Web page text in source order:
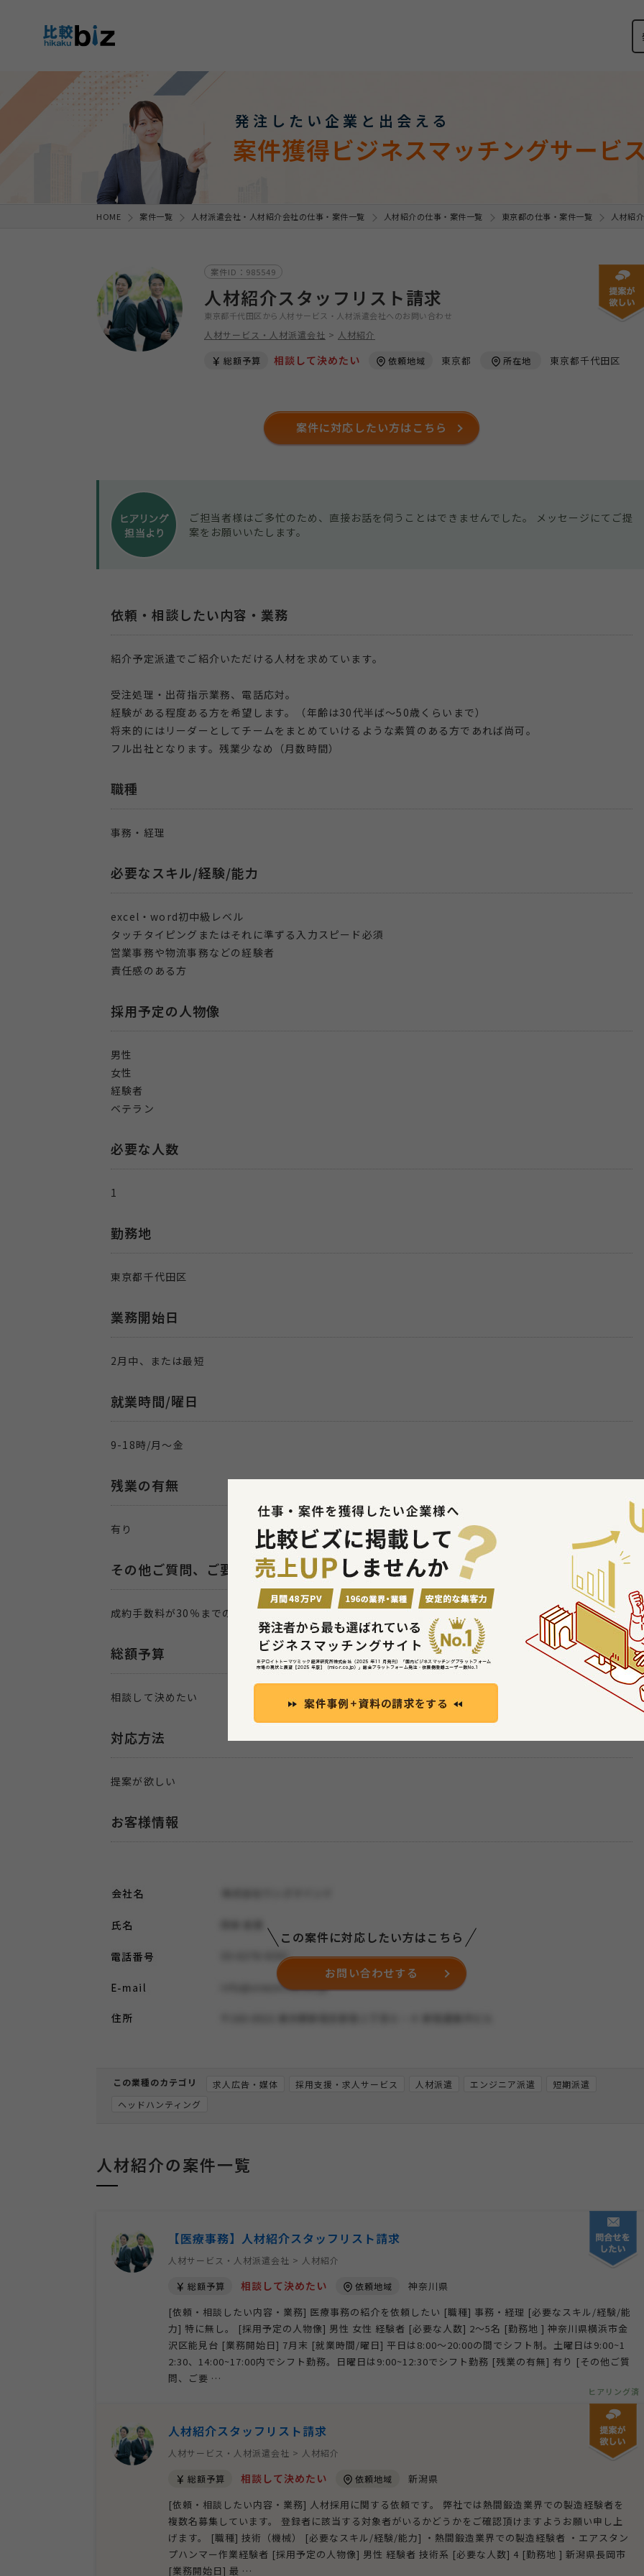
発注したい企業と出会える
案件獲得ビジネスマッチングサービ
HOME 案件一覧 人材派遣会社・人材紹介会社の仕事・案件一覧 人材紹介の仕事・案件一覧 東京都の仕事・案件一覧 人材紹
案件ID：985549
人材紹介スタッフリスト請求
東京都千代田区から人材サービス・人材派遣会社へのお問い合わせ
人材サービス・人材派遣会社 > 人材紹介
総額予算 相談して決めたい 依頼地域 東京都 所在地 東京都千代田区
案件に対応したい方はこちら
ご担当者様はご多忙のため、直接お話を伺うことはできませんでした。 メッセージにてご提
案をお願いいたします。
依頼・相談したい内容・業務
紹介予定派遣でご紹介いただける人材を求めています。
受注処理・出荷指示業務、電話応対。
経験がある程度ある方を希望します。（年齢は30代半ば〜50歳くらいまで）
将来的にはリーダーとしてチームをまとめていけるような素質のある方であれば尚可。
フル出社となります。残業少なめ（月数時間）
職種
事務・経理
必要なスキル/経験/能力
excel・word初中級レベル
タッチタイピングまたはそれに準ずる入力スピード必須
営業事務や物流事務などの経験者
責任感のある方
採用予定の人物像
男性
女性
経験者
ベテラン
必要な人数
1
勤務地
東京都千代田区
業務開始日
2月中、または最短
就業時間/曜日
9-18時/月～金
残業の有無
有り
その他ご質問、ご要望、備考
成約手数料が30％までの企業様からのご提案をお待ちしております。
総額予算
相談して決めたい
対応方法
提案が欲しい
お客様情報
この案件に対応したい方はこちら
お問い合わせする
この業種のカテゴリ 求人広告・媒体 採用支援・求人サービス 人材派遣 エンジニア派遣
短期派遣
ヘッドハンティング
人材紹介の案件一覧
【医療事務】人材紹介スタッフリスト請求
人材サービス・人材派遣会社 > 人材紹介
総額予算 相談して決めたい 依頼地域
神奈川県
[依頼・相談したい内容・業務] 医療事務の紹介を依頼したい [職種] 事務・経理 [必要なスキル/経験/能
力] 特に無し。 [採用予定の人物像] 男性 女性 経験者 [必要な人数] 2～5名 [勤務地 ] 神奈川県横浜市金
沢区能見台 [業務開始日] 7月末 [就業時間/曜日] 平日は8:00～20:00の間でシフト制。土曜日は9:00~1
2:30、14:00~17:00内でシフト勤務。日曜日は9:00~12:30でシフト勤務 [残業の有無] 有り [その他ご質
問、ご要 …
ヒアリング済
人材紹介スタッフリスト請求
人材サービス・人材派遣会社 > 人材紹介
総額予算 相談して決めたい 依頼地域
新潟県
[依頼・相談したい内容・業務] 人材採用に関する依頼です。 弊社では熱間鍛造業界での製造経験者を
複数名募集しています。 登録者に該当する対象者がいるかどうかをご確認頂けますようお願い申し上
げます。 [職種] 技術（機械） [必要なスキル/経験/能力] ・熱間鍛造業界での製造経験者 ・エアスタン
プハンマー作業経験者 [採用予定の人物像] 男性 経験者 技術系 [必要な人数] 4 [勤務地 ] 新潟県長岡市
[業務開始日] 最 …